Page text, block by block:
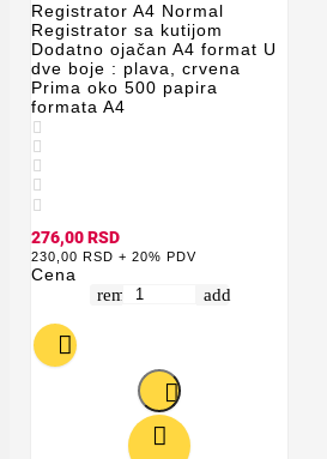
Registrator A4 Normal
Registrator sa kutijom
Dodatno ojačan A4 format U
dve boje : plava, crvena
Prima oko 500 papira
formata A4





276,00 RSD
230,00 RSD + 20% PDV
Cena
remove
add


